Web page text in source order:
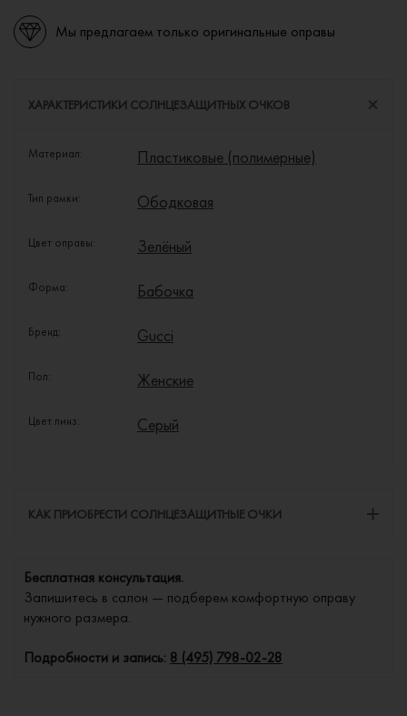
Мы предлагаем только оригинальные оправы
ХАРАКТЕРИСТИКИ СОЛНЦЕЗАЩИТНЫХ ОЧКОВ
Материал: Пластиковые (полимерные)
Тип рамки: Ободковая
Цвет оправы: Зелёный
Форма: Бабочка
Бренд: Gucci
Пол: Женские
Цвет линз: Серый
КАК ПРИОБРЕСТИ СОЛНЦЕЗАЩИТНЫЕ ОЧКИ
Бесплатная консультация.
Запишитесь в салон — подберем комфортную оправу
нужного размера.
Подробности и запись: 8 (495) 798-02-28